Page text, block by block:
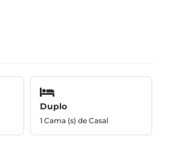
Duplo
1 Cama (s) de Casal